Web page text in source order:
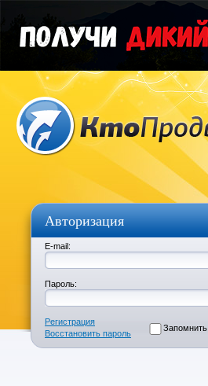
Авторизация
E-mail:
Пароль:
Регистрация
Восстановить пароль
Запомнить